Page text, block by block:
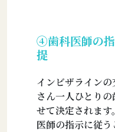
④歯科医師の
提
インビザライン
さん一人ひとり
せて決定されま
医師の指示に従う